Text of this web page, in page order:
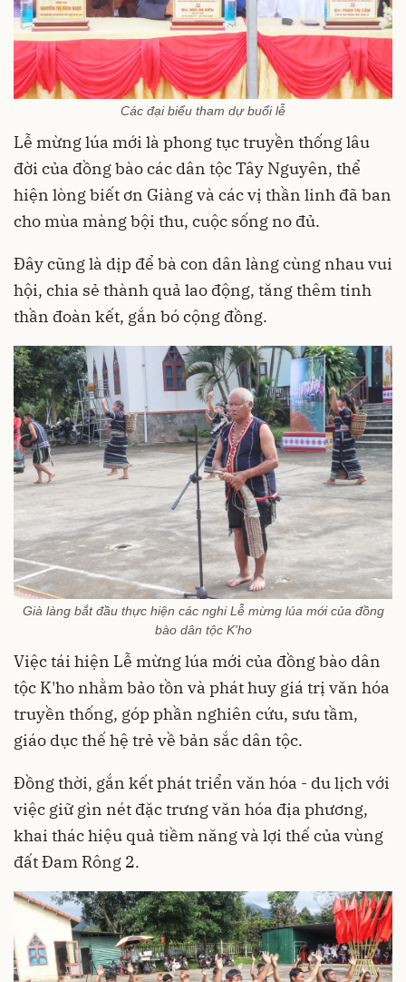
Các đại biểu tham dự buổi lễ
Lễ mừng lúa mới là phong tục truyền thống lâu
đời của đồng bào các dân tộc Tây Nguyên, thể
hiện lòng biết ơn Giàng và các vị thần linh đã ban
cho mùa màng bội thu, cuộc sống no đủ.
Đây cũng là dịp để bà con dân làng cùng nhau vui
hội, chia sẻ thành quả lao động, tăng thêm tinh
thần đoàn kết, gắn bó cộng đồng.
Già làng bắt đầu thực hiện các nghi Lễ mừng lúa mới của đồng
bào dân tộc K'ho
Việc tái hiện Lễ mừng lúa mới của đồng bào dân
tộc K'ho nhằm bảo tồn và phát huy giá trị văn hóa
truyền thống, góp phần nghiên cứu, sưu tầm,
giáo dục thế hệ trẻ về bản sắc dân tộc.
Đồng thời, gắn kết phát triển văn hóa - du lịch với
việc giữ gìn nét đặc trưng văn hóa địa phương,
khai thác hiệu quả tiềm năng và lợi thế của vùng
đất Đam Rông 2.